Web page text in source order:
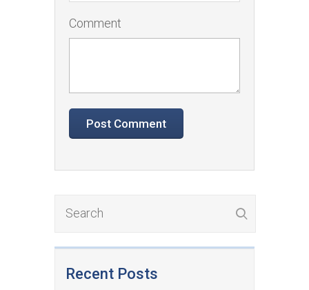
Recent Posts
Comment